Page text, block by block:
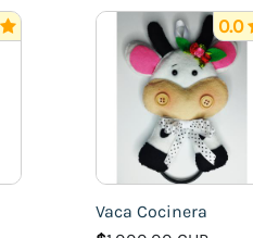
0.0
Vaca Cocinera